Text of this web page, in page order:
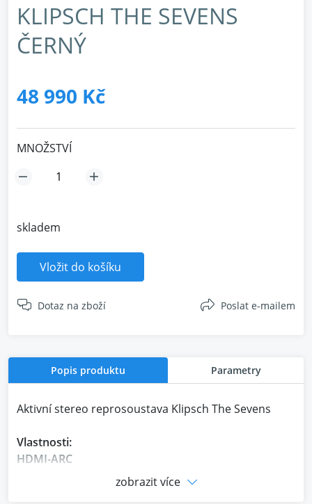
KLIPSCH THE SEVENS
ČERNÝ
48 990 Kč
MNOŽSTVÍ
skladem
Vložit do košíku
Dotaz na zboží Poslat e-mailem
Popis produktu Parametry
Aktivní stereo reprosoustava Klipsch The Sevens
Vlastnosti:
HDMI-ARC
S HDMI-ARC si můžete vychutnat The Sevens s vaším
zobrazit více